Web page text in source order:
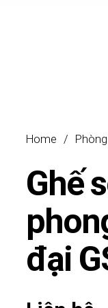
Home /
Ghế
đại